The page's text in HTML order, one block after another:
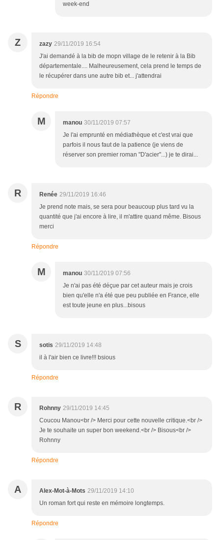
week-end
Z zazy 29/11/2019 16:54
J'ai demandé à la bib de mopn village de le retenir à la Bib
départementale.... Malheureusement, cela prend le temps de
le récupérer dans une autre bib et... j'attendrai
Répondre
M manou 30/11/2019 07:57
Je l'ai emprunté en médiathèque et c'est vrai que
parfois il nous faut de la patience (je viens de
réserver son premier roman "D'acier"...) je te dirai...
R Renée 29/11/2019 16:46
Je prend note mais, se sera pour beaucoup plus tard vu la
quantité que j'ai encore à lire, il m'attire quand même. Bisous
merci
Répondre
M manou 30/11/2019 07:56
Je n'ai pas été déçue par cet auteur mais je crois
bien qu'elle n'a été que peu publiée en France, elle
est toute jeune en plus...bisous
S sotis 29/11/2019 14:48
il à l'air bien ce livre!!! bsious
Répondre
R Rohnny 29/11/2019 14:45
Coucou Manou<br /> Merci pour cette nouvelle critique.<br />
Je te souhaite un super bon weekend.<br /> Bisous<br />
Rohnny
Répondre
A Alex-Mot-à-Mots 29/11/2019 14:10
Un roman fort qui reste en mémoire longtemps.
Répondre